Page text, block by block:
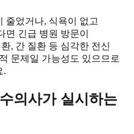
줄었거나, 식욕이 없고
면 긴급 병원 방문이
, 간 질환 등 심각한 전신
문제일 가능성도 있으므로
.
의사가 실시하는